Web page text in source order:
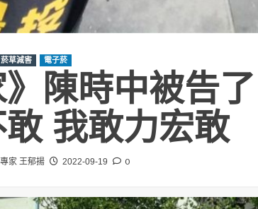
菸草減害 電子菸
陳時中被告
我敢力宏敢
家 王郁揚 2022-09-19 0